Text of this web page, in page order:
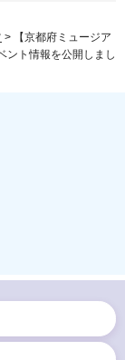
> 【京都府ミュージア
ント情報を公開しまし